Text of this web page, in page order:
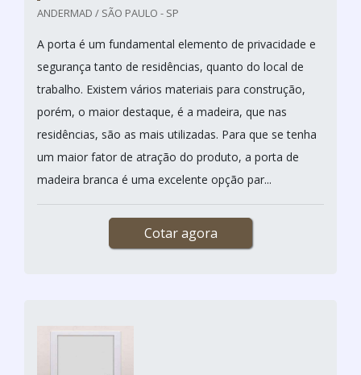
ANDERMAD / SÃO PAULO - SP
A porta é um fundamental elemento de privacidade e
segurança tanto de residências, quanto do local de
trabalho. Existem vários materiais para construção,
porém, o maior destaque, é a madeira, que nas
residências, são as mais utilizadas. Para que se tenha
um maior fator de atração do produto, a porta de
madeira branca é uma excelente opção par...
Cotar agora